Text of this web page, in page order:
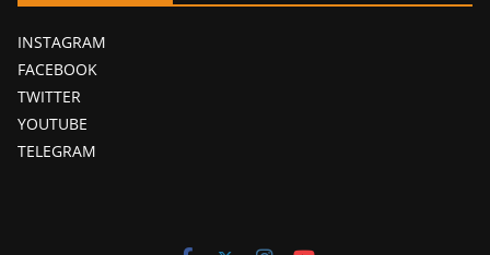
INSTAGRAM
FACEBOOK
TWITTER
YOUTUBE
TELEGRAM